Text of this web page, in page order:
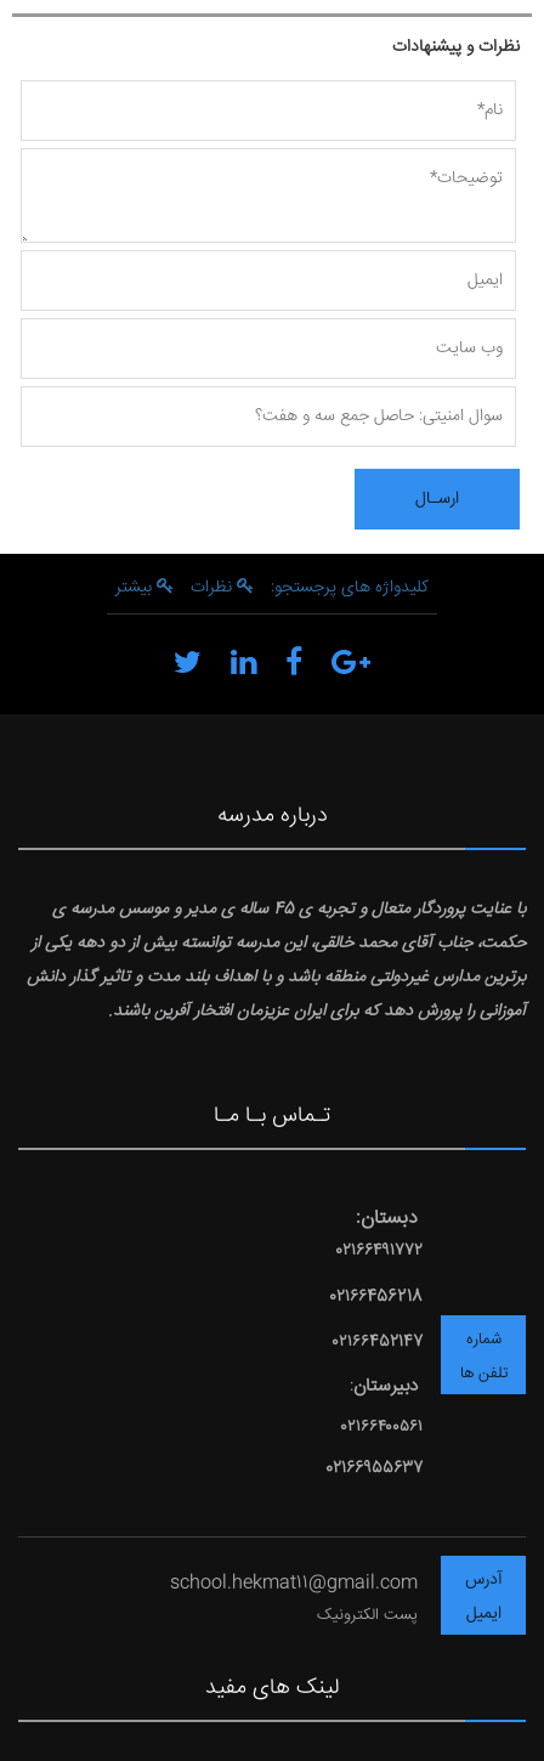
نظرات و پیشنهادات
کلیدواژه های پرجستجو: نظرات بیشتر
درباره مدرسه
با عنایت پروردگار متعال و تجربه ی 45 ساله ی مدیر و موسس مدرسه ی
حکمت، جناب آقای محمد خالقی، این مدرسه توانسته بیش از دو دهه یکی از
برترین مدارس غیردولتی منطقه باشد و با اهداف بلند مدت و تاثیر گذار دانش
آموزانی را پرورش دهد که برای ایران عزیزمان افتخار آفرین باشند.
تـماس بـا مـا
شماره
تلفن ها
دبستان:
۰۲۱۶۶۴۹۱۷۷۲
۰۲۱۶۶456218
۰۲۱۶۶452147
دبیرستان:
۰۲۱۶۶۴۰۰۵۶۱
02166955637
آدرس
ایمیل
پست الکترونیک
لینک های مفید